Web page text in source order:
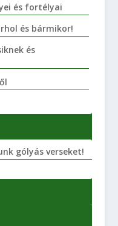
és fortélyai
és bármikor!
és
gólyás verseket!